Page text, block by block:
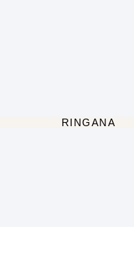
RINGANA